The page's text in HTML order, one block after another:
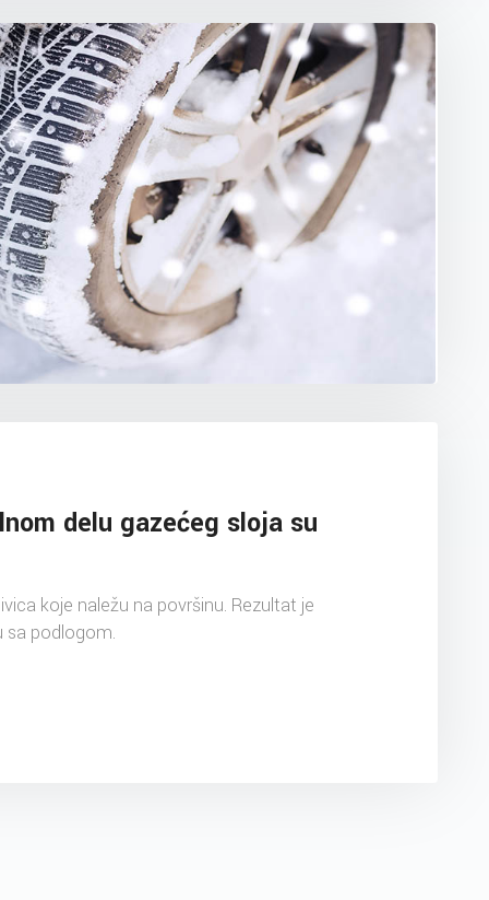
delu gazećeg sloja su
koje naležu na površinu. Rezultat je
podlogom.